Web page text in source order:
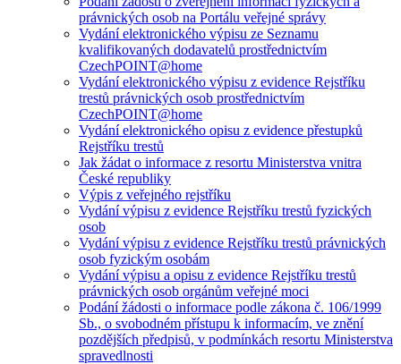
právnických osob na Portálu veřejné správy
Vydání elektronického výpisu ze Seznamu
kvalifikovaných dodavatelů prostřednictvím
CzechPOINT@home
Vydání elektronického výpisu z evidence Rejstříku
trestů právnických osob prostřednictvím
CzechPOINT@home
Vydání elektronického opisu z evidence přestupků
Rejstříku trestů
Jak žádat o informace z resortu Ministerstva vnitra
České republiky
Výpis z veřejného rejstříku
Vydání výpisu z evidence Rejstříku trestů fyzických
osob
Vydání výpisu z evidence Rejstříku trestů právnických
osob fyzickým osobám
Vydání výpisu a opisu z evidence Rejstříku trestů
právnických osob orgánům veřejné moci
Podání žádosti o informace podle zákona č. 106/1999
Sb., o svobodném přístupu k informacím, ve znění
pozdějších předpisů, v podmínkách resortu Ministerstva
spravedlnosti